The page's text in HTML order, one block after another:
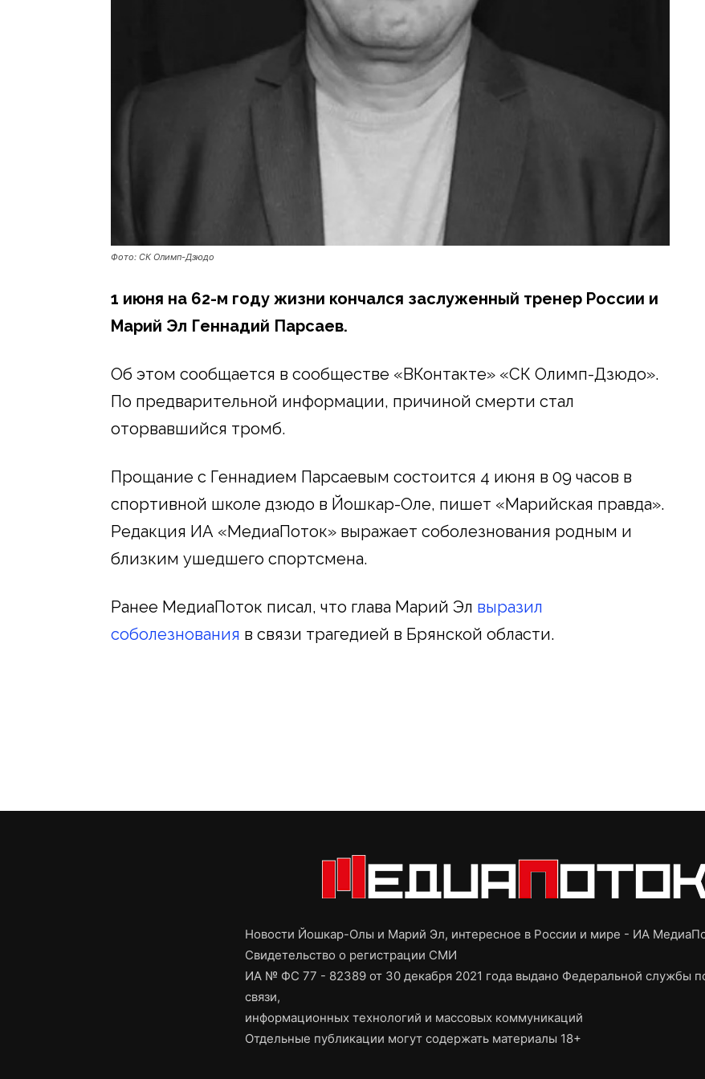
Фото: СК Олимп-Дзюдо
1 июня на 62-м году жизни кончался заслуженный тренер России и
Марий Эл Геннадий Парсаев.
Об этом сообщается в сообществе «ВКонтакте» «СК Олимп-Дзюдо».
По предварительной информации, причиной смерти стал
оторвавшийся тромб.
Прощание с Геннадием Парсаевым состоится 4 июня в 09 часов в
спортивной школе дзюдо в Йошкар-Оле, пишет «Марийская правда».
Редакция ИА «МедиаПоток» выражает соболезнования родным и
близким ушедшего спортсмена.
Ранее МедиаПоток писал, что глава Марий Эл выразил
соболезнования в связи трагедией в Брянской области.
Новости Йошкар-Олы и Марий Эл, интересное в России и мире - ИА
Свидетельство о регистрации СМИ
ИА № ФС 77 - 82389 от 30 декабря 2021 года выдано Федеральной службы
связи,
информационных технологий и массовых коммуникаций
Отдельные публикации могут содержать материалы 18+